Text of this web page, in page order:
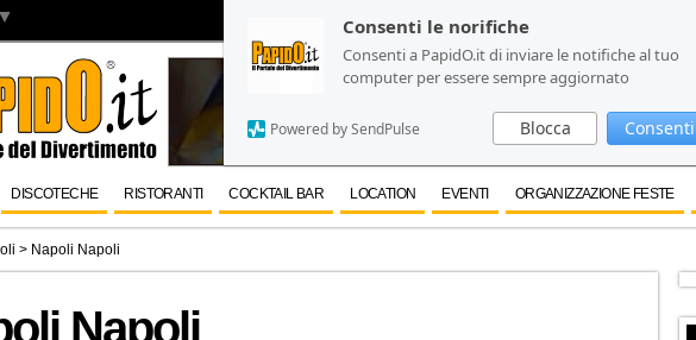
Consenti le norifiche
Consenti a PapidO.it di inviare le notifiche al tuo
computer per essere sempre aggiornato
Blocca Consenti
Powered by SendPulse
Consenti le norifiche
Consenti a PapidO.it di inviare le notifiche al tuo
computer per essere sempre aggiornato
Blocca Consenti
Powered by SendPulse
▼
DISCOTECHE RISTORANTI COCKTAIL BAR LOCATION EVENTI ORGANIZZAZIONE FESTE
> Napoli Napoli
Napoli